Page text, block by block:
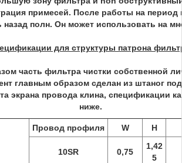
примесей. После работы на
полн. Он может использовать на
для структуры патрона
часть фильтра чистки собственной
главным образом сделан из штаног
экрана провода клина, спецификации
ниже.
Провод профиля W H
10SR 0,75
1,42
5